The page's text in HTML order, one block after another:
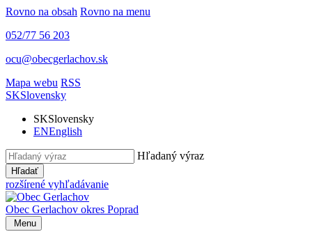
Rovno na obsah Rovno na menu
052/77 56 203
ocu@obecgerlachov.sk
Mapa webu RSS
SKSlovensky
SKSlovensky
ENEnglish
Hľadaný výraz
Hľadať
rozšírené vyhľadávanie
Obec Gerlachov okres Poprad
Menu